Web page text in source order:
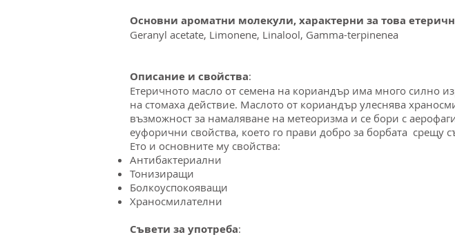
Основни ароматни молекули, характерни за това
Geranyl acetate, Limonene, Linalool, Gamma-terpinenea
Описание и свойства:
Етеричното масло от семена на кориандър има много силно
на стомаха действие. Маслото от кориандър улеснява
възможност за намаляване на метеоризма и се бори с
еуфорични свойства, което го прави добро за борбата срещу
Ето и основните му свойства:
Антибактериални
Тонизиращи
Болкоуспокояващи
Храносмилателни
Съвети за употреба: